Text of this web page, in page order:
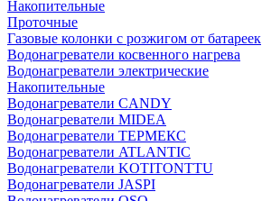
Накопительные
Проточные
Газовые колонки с розжигом от батареек
Водонагреватели косвенного нагрева
Водонагреватели электрические
Накопительные
Водонагреватели CANDY
Водонагреватели MIDEA
Водонагреватели ТЕРМЕКС
Водонагреватели ATLANTIC
Водонагреватели KOTITONTTU
Водонагреватели JASPI